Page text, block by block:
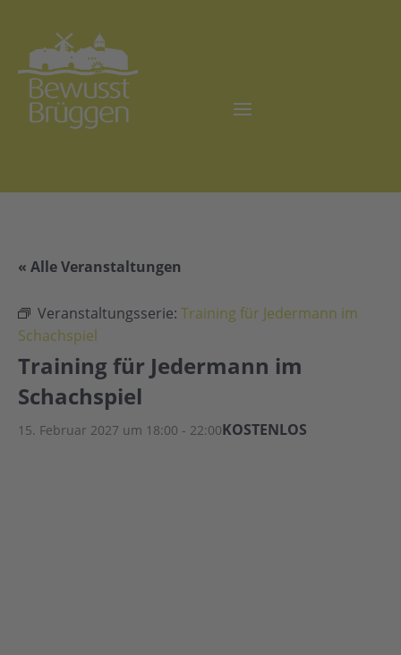
« Alle Veranstaltungen
Veranstaltungsserie: Training für Jedermann im
Schachspiel
Training für Jedermann im
Schachspiel
15. Februar 2027 um 18:00 - 22:00KOSTENLOS